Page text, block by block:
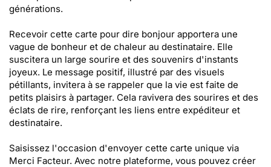
générations.
Recevoir cette carte pour dire bonjour apportera une
vague de bonheur et de chaleur au destinataire. Elle
suscitera un large sourire et des souvenirs d'instants
joyeux. Le message positif, illustré par des visuels
pétillants, invitera à se rappeler que la vie est faite de
petits plaisirs à partager. Cela ravivera des sourires et des
éclats de rire, renforçant les liens entre expéditeur et
destinataire.
Saisissez l'occasion d'envoyer cette carte unique via
Merci Facteur. Avec notre plateforme, vous pouvez créer